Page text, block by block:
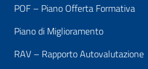
POF – Piano Offerta Formativa
Piano di Miglioramento
RAV – Rapporto Autovalutazione